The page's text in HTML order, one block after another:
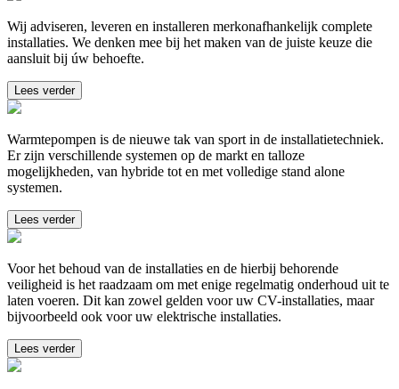
Wij adviseren, leveren en installeren merkonafhankelijk complete
installaties. We denken mee bij het maken van de juiste keuze die
aansluit bij úw behoefte.
Lees verder
Warmtepompen is de nieuwe tak van sport in de installatietechniek.
Er zijn verschillende systemen op de markt en talloze
mogelijkheden, van hybride tot en met volledige stand alone
systemen.
Lees verder
Voor het behoud van de installaties en de hierbij behorende
veiligheid is het raadzaam om met enige regelmatig onderhoud uit te
laten voeren. Dit kan zowel gelden voor uw CV-installaties, maar
bijvoorbeeld ook voor uw elektrische installaties.
Lees verder